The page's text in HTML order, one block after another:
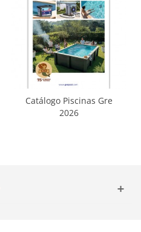
Catálogo Piscinas Gre
2026